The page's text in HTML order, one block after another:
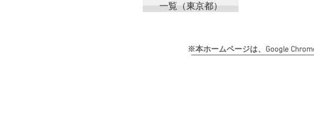
一覧（東京都）
※本ホームページは、Google